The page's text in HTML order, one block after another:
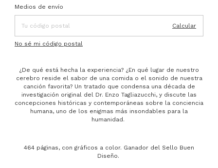
Entregas para el CP:
Medios de envío
Calcular
No sé mi código postal
¿De qué está hecha la experiencia? ¿En qué lugar de nuestro
cerebro reside el sabor de una comida o el sonido de nuestra
canción favorita? Un tratado que condensa una década de
investigación original del Dr. Enzo Tagliazucchi, y discute las
concepciones históricas y contemporáneas sobre la conciencia
humana, uno de los enigmas más insondables para la
humanidad.
464 páginas, con gráficos a color. Ganador del Sello Buen
Diseño.